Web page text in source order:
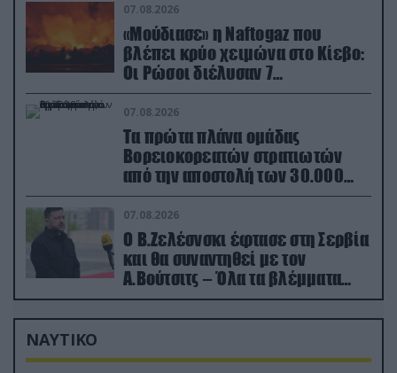
07.08.2026
«Μούδιασε» η Naftogaz που
βλέπει κρύο χειμώνα στο Κίεβο:
Οι Ρώσοι διέλυσαν 7
εγκαταστάσεις του ουκρανικού
κολοσσού!
07.08.2026
Τα πρώτα πλάνα ομάδας
Βορειοκορεατών στρατιωτών
από την αποστολή των 30.000
που έφτασαν στη Ρωσία (βίντεο)
07.08.2026
Ο Β.Ζελέσνσκι έφτασε στη Σερβία
και θα συναντηθεί με τον
Α.Βούτσιτς – Όλα τα βλέμματα
στις σχέσεις με τη Ρωσία
ΝΑΥΤΙΚΟ